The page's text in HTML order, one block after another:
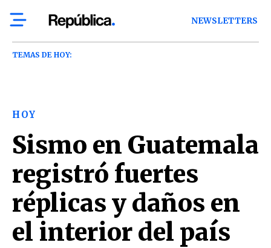
NEWSLETTERS
TEMAS DE HOY:
HOY
Sismo en Guatemala
registró fuertes
réplicas y daños en
el interior del país